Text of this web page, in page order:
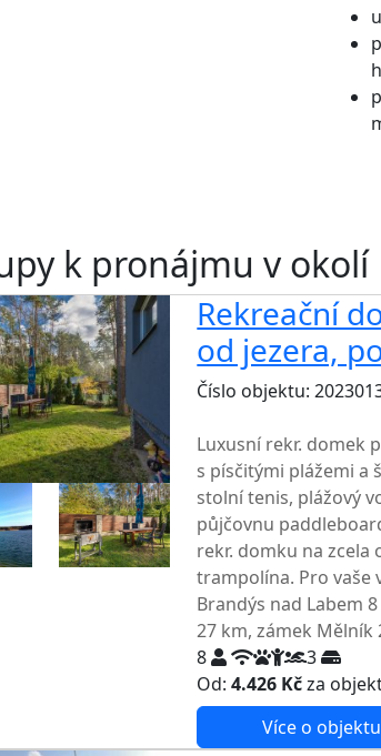
k pronájmu v okolí
Rekreační
od jezera,
Číslo objektu:
Luxusní rekr. domek
s písčitými plážemi a
stolní tenis, plážový
půjčovnu
rekr. domku na zcela
trampolína. Pro vaše
Brandýs nad Labem
27 km, zámek Mělník
8
3
Od:4.426 Kčza
Více o objektu